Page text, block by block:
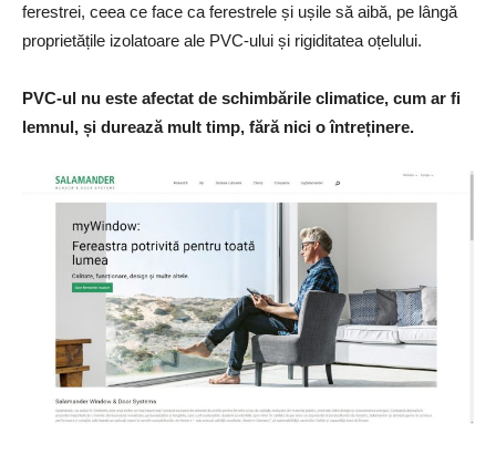
ferestrei, ceea ce face ca ferestrele și ușile să aibă, pe lângă
proprietățile izolatoare ale PVC-ului și rigiditatea oțelului.
PVC-ul nu este afectat de schimbările climatice, cum ar fi
lemnul, și durează mult timp, fără nici o întreținere.